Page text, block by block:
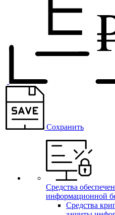
Сохранить
Средства
информационной
Средства